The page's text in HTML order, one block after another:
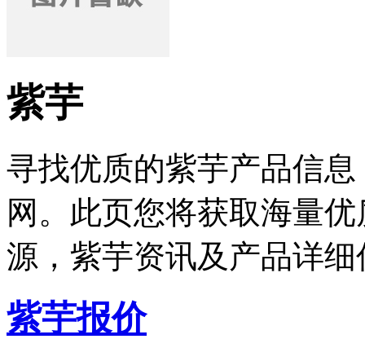
紫芋
寻找优质的紫芋产品信
网。此页您将获取海量
源，紫芋资讯及产品详
紫芋报价